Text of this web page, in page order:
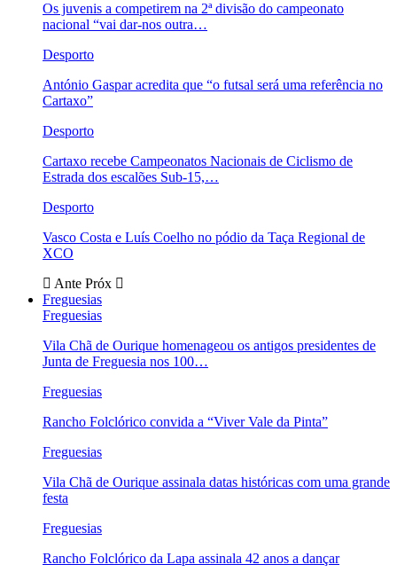
Os juvenis a competirem na 2ª divisão do campeonato
nacional “vai dar-nos outra…
Desporto
António Gaspar acredita que “o futsal será uma referência no
Cartaxo”
Desporto
Cartaxo recebe Campeonatos Nacionais de Ciclismo de
Estrada dos escalões Sub-15,…
Desporto
Vasco Costa e Luís Coelho no pódio da Taça Regional de
XCO
Ante Próx
Freguesias
Freguesias
Vila Chã de Ourique homenageou os antigos presidentes de
Junta de Freguesia nos 100…
Freguesias
Rancho Folclórico convida a “Viver Vale da Pinta”
Freguesias
Vila Chã de Ourique assinala datas históricas com uma grande
festa
Freguesias
Rancho Folclórico da Lapa assinala 42 anos a dançar